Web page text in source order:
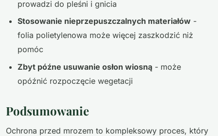
prowadzi do pleśni i gnicia
Stosowanie nieprzepuszczalnych materiałów -
folia polietylenowa może więcej zaszkodzić niż
pomóc
Zbyt późne usuwanie osłon wiosną - może
opóźnić rozpoczęcie wegetacji
Podsumowanie
Ochrona przed mrozem to kompleksowy proces, który